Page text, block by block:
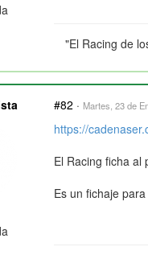
"El Racing de
#82 · Martes, 23 de
https://
El Racing ficha al
Es un fichaje